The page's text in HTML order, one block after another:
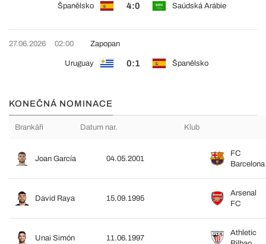
Španělsko 4:0 Saúdská Arábie
27.06.2026 02:00
Uruguay 0:1 Španělsko
Zapopan
KONEČNÁ NOMINACE
Brankáři Datum nar. Klub
Joan García 04.05.2001
FC
Barcelona
David Raya 15.09.1995
Arsenal
FC
Unai Simón 11.06.1997
Athletic